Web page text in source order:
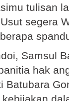
tulisan
segera
Samsul
hak
Batubara